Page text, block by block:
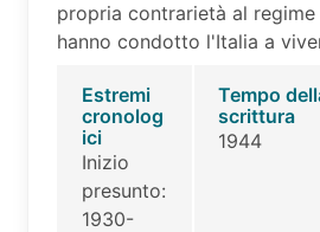
propria contrarietà al
hanno condotto l'Italia a
Estremi
cronolog
ici
Inizio
presunto:
1930-
Tempo
scrittura
1944